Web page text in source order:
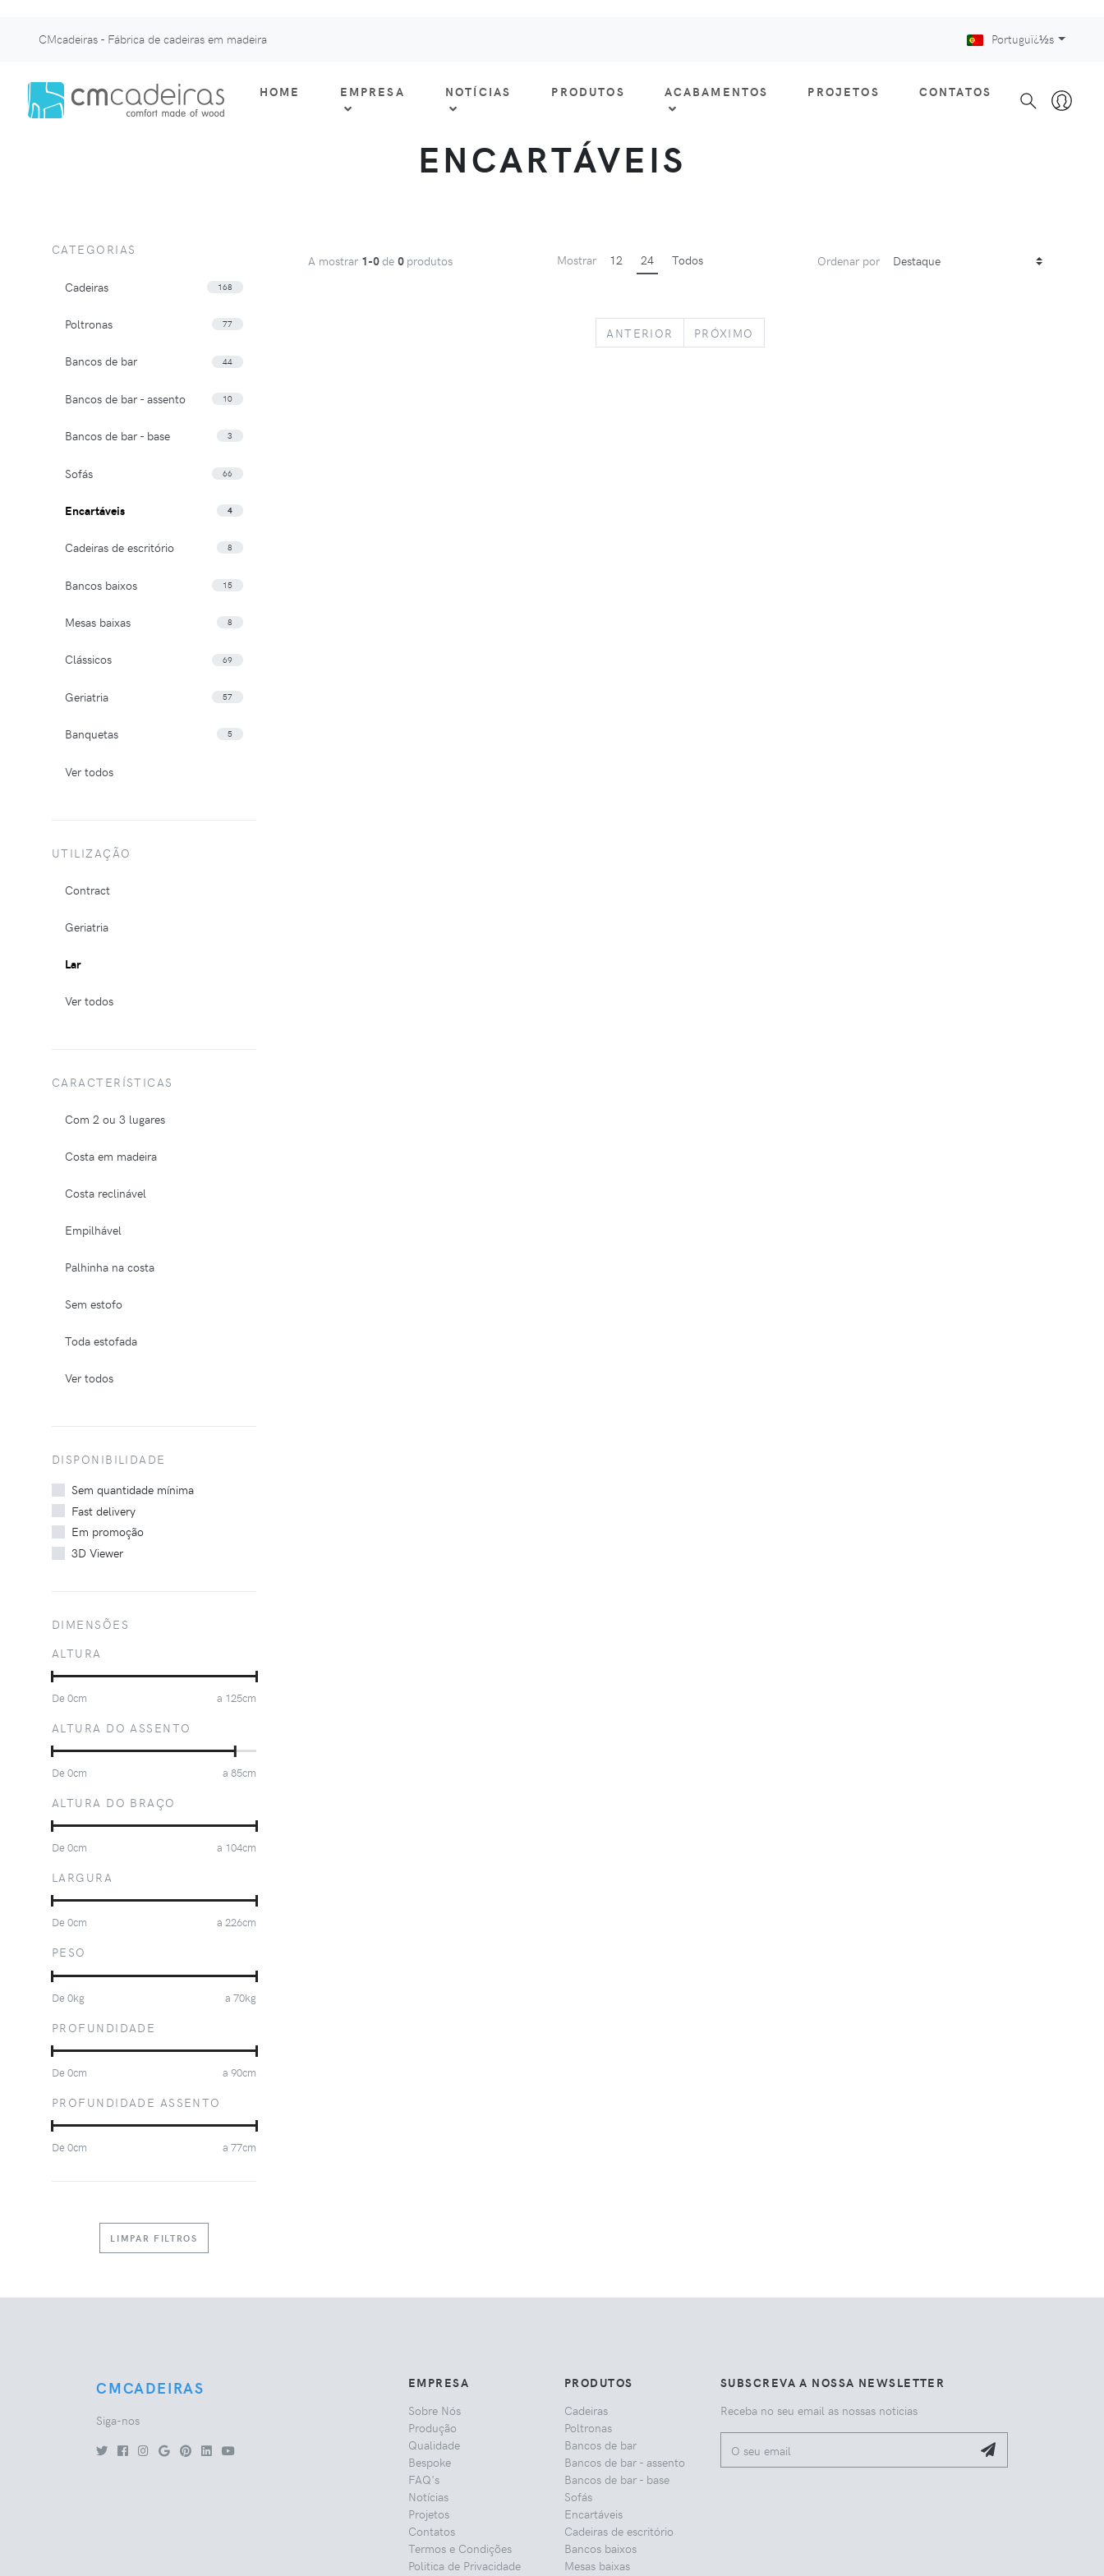
CMcadeiras - Fábrica de cadeiras em madeira Portuguï¿½s
HOME EMPRESA NOTÍCIAS PRODUTOS ACABAMENTOS PROJETOS CONTATOS
ENCARTÁVEIS
A mostrar 1-0de 0 produtos Mostrar 12 24 Todos Ordenar por
ANTERIOR PREVIOUS
PRÓXIMO
CATEGORIAS
Cadeiras 168
Poltronas 77
Bancos de bar 44
Bancos de bar - assento 10
Bancos de bar - base 3
Sofás 66
Encartáveis 4
Cadeiras de escritório 8
Bancos baixos 15
Mesas baixas 8
Clássicos 69
Geriatria 57
Banquetas 5
Ver todos
UTILIZAÇÃO
Contract
Geriatria
Lar
Ver todos
CARACTERÍSTICAS
Com 2 ou 3 lugares
Costa em madeira
Costa reclinável
Empilhável
Palhinha na costa
Sem estofo
Toda estofada
Ver todos
DISPONIBILIDADE
Sem quantidade mínima
Fast delivery
Em promoção
3D Viewer
DIMENSÕES
ALTURA
De0cm a 125cm
ALTURA DO ASSENTO
De0cm a 85cm
ALTURA DO BRAÇO
De0cm a 104cm
LARGURA
De0cm a 226cm
PESO
De0kg a 70kg
PROFUNDIDADE
De0cm a 90cm
PROFUNDIDADE ASSENTO
De0cm a 77cm
LIMPAR FILTROS
CMCADEIRAS
Siga-nos
EMPRESA
Sobre Nós
Produção
Qualidade
Bespoke
FAQ's
Notícias
Projetos
Contatos
Termos e Condições
Politica de Privacidade
PRODUTOS
Cadeiras
Poltronas
Bancos de bar
Bancos de bar - assento
Bancos de bar - base
Sofás
Encartáveis
Cadeiras de escritório
Bancos baixos
Mesas baixas
SUBSCREVA A NOSSA NEWSLETTER
Receba no seu email as nossas noticias